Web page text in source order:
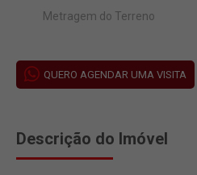
Metragem do Terreno
QUERO AGENDAR UMA VISITA
Descrição do Imóvel